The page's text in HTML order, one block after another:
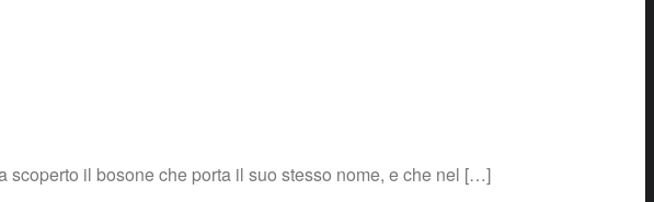
scoperto il bosone che porta il suo stesso nome, e che nel […]